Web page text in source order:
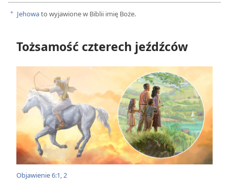
a Jehowato wyjawione w Biblii imię Boże.
Tożsamość czterech jeźdźców
Objawienie 6:1, 2